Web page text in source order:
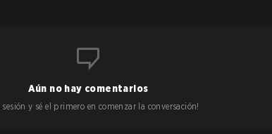
Aún no hay comentarios
sesión y sé el primero en comenzar la conversación!